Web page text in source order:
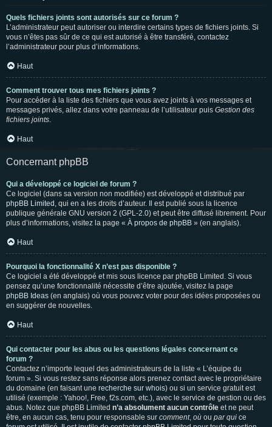
Quels fichiers joints sont autorisés sur ce forum ?
L’administrateur peut autoriser ou interdire certains types de fichiers joints. Si
vous n’êtes pas sûr de ce qui est autorisé à être transféré, contactez
l’administrateur pour plus d’informations.
Haut
Comment trouver tous mes fichiers joints ?
Pour accéder à la liste des fichiers que vous avez joints à vos messages et
messages privés, allez dans votre panneau de l’utilisateur puis Gestion des
fichiers joints.
Haut
Concernant phpBB
Qui a développé ce logiciel de forum ?
Ce logiciel (dans sa version non modifiée) est développé et distribué par
phpBB Limited , qui en a les droits d’auteur. Il est publié sous la licence
publique générale GNU version 2 (GPL-2.0) et peut être diffusé librement. Pour
plus d’informations, visitez la page « À propos de phpBB » (en anglais).
Haut
Pourquoi la fonctionnalité X n’est pas disponible ?
Ce logiciel a été développé et mis sous licence par phpBB Limited. Si vous
pensez qu’une fonctionnalité nécessite d’être ajoutée, visitez la page
phpBB Ideas (en anglais) où vous pouvez voter pour des idées proposées ou
en suggérer de nouvelles.
Haut
Qui contacter pour les abus ou les questions légales concernant ce
forum ?
Contactez n’importe lequel des administrateurs de la liste « L’équipe du
forum ». Si vous restez sans réponse alors prenez contact avec le propriétaire
du domaine (en faisant une recherche sur whois) ou si un service gratuit est
utilisé (exemple : Yahoo!, Free, f2s.com, etc.), avec le service de gestion ou des
abus. Notez que phpBB Limited n’a absolument aucun contrôle et ne peut
être, en aucun cas, tenu pour responsable sur comment, où ou par qui ce